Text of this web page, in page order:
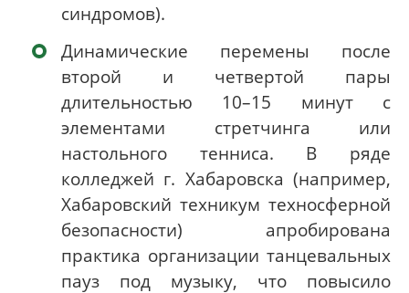
синдромов).
Динамические перемены после
второй и четвертой пары
длительностью 10–15 минут с
элементами стретчинга или
настольного тенниса. В ряде
колледжей г. Хабаровска (например,
Хабаровский техникум техносферной
безопасности) апробирована
практика организации танцевальных
пауз под музыку, что повысило